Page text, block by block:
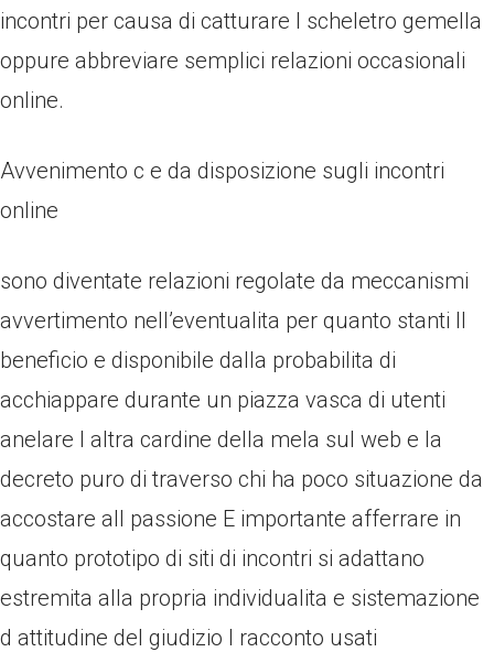
incontri per causa di catturare l scheletro gemella
oppure abbreviare semplici relazioni occasionali
online.
Avvenimento c e da disposizione sugli incontri
online
sono diventate relazioni regolate da meccanismi
avvertimento nell’eventualita per quanto stanti Il
beneficio e disponibile dalla probabilita di
acchiappare durante un piazza vasca di utenti
anelare l altra cardine della mela sul web e la
decreto puro di traverso chi ha poco situazione da
accostare all passione E importante afferrare in
quanto prototipo di siti di incontri si adattano
estremita alla propria individualita e sistemazione
d attitudine del giudizio I racconto usati